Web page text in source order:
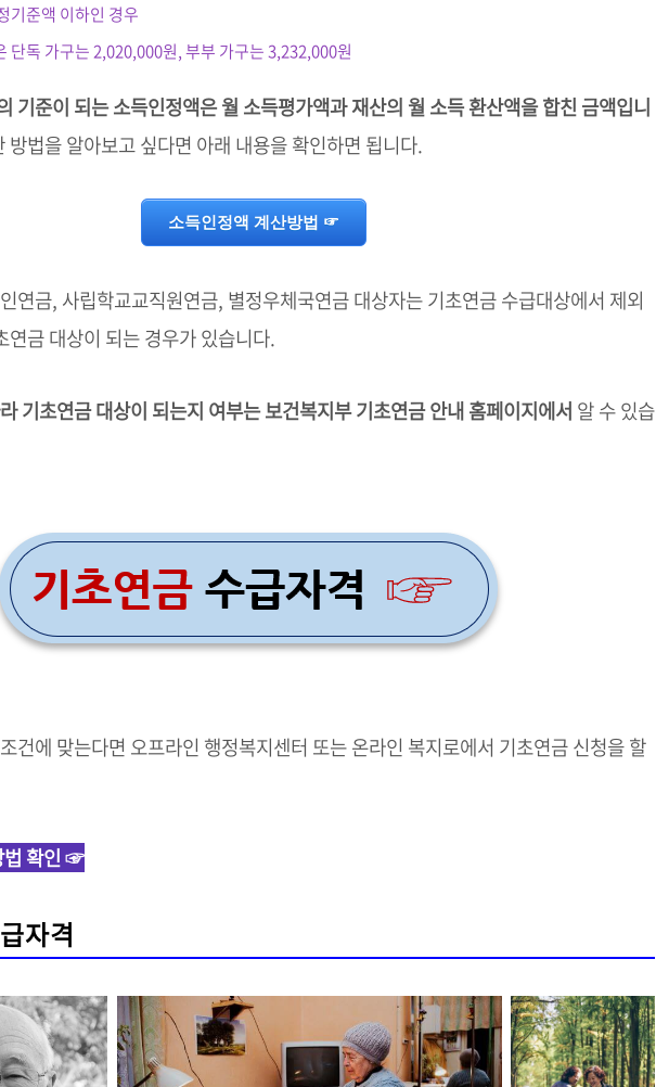
기준액 이하인 경우
단독 가구는 2,020,000원, 부부 가구는 3,232,000원
기준이 되는 소득인정액은 월 소득평가액과 재산의 월 소득 환산액을 합친 금액입니
방법을 알아보고 싶다면 아래 내용을 확인하면 됩니다.
소득인정액 계산방법 ☞
연금, 사립학교교직원연금, 별정우체국연금 대상자는 기초연금 수급대상에서 제외
연금 대상이 되는 경우가 있습니다.
기초연금 대상이 되는지 여부는 보건복지부 기초연금 안내 홈페이지에서 알 수 있습
건에 맞는다면 오프라인 행정복지센터 또는 온라인 복지로에서 기초연금 신청을 할
법 확인 ☞
자격